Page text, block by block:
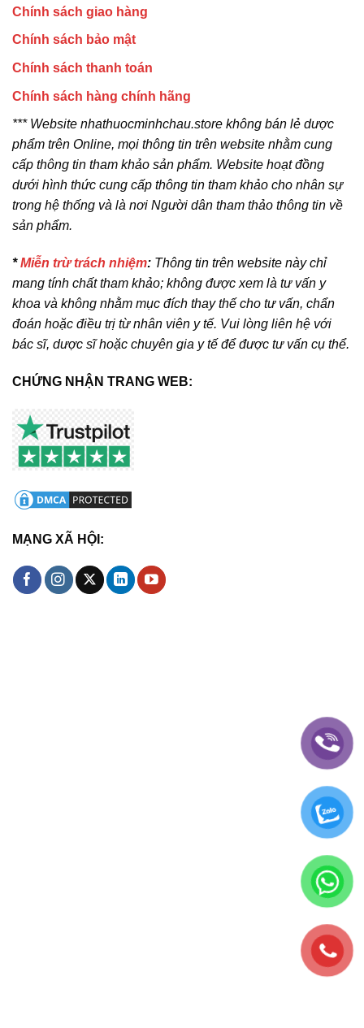
Chính sách giao hàng
Chính sách bảo mật
Chính sách thanh toán
Chính sách hàng chính hãng
*** Website nhathuocminhchau.store không bán lẻ dược
phẩm trên Online, mọi thông tin trên website nhằm cung
cấp thông tin tham khảo sản phẩm. Website hoạt đồng
dưới hình thức cung cấp thông tin tham khảo cho nhân sự
trong hệ thống và là nơi Người dân tham thảo thông tin về
sản phẩm.
*Miễn trừ trách nhiệm: Thông tin trên website này chỉ
mang tính chất tham khảo; không được xem là tư vấn y
khoa và không nhằm mục đích thay thế cho tư vấn, chẩn
đoán hoặc điều trị từ nhân viên y tế. Vui lòng liên hệ với
bác sĩ, dược sĩ hoặc chuyên gia y tế để được tư vấn cụ thể.
CHỨNG NHẬN TRANG WEB:
MẠNG XÃ HỘI: